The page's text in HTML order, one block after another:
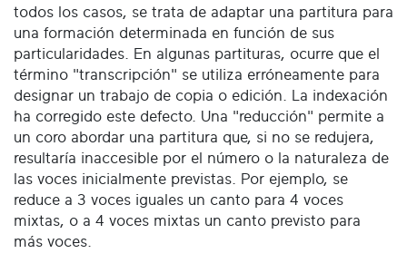
todos los casos, se trata de adaptar una partitura para
una formación determinada en función de sus
particularidades. En algunas partituras, ocurre que el
término "transcripción" se utiliza erróneamente para
designar un trabajo de copia o edición. La indexación
ha corregido este defecto. Una "reducción" permite a
un coro abordar una partitura que, si no se redujera,
resultaría inaccesible por el número o la naturaleza de
las voces inicialmente previstas. Por ejemplo, se
reduce a 3 voces iguales un canto para 4 voces
mixtas, o a 4 voces mixtas un canto previsto para
más voces.